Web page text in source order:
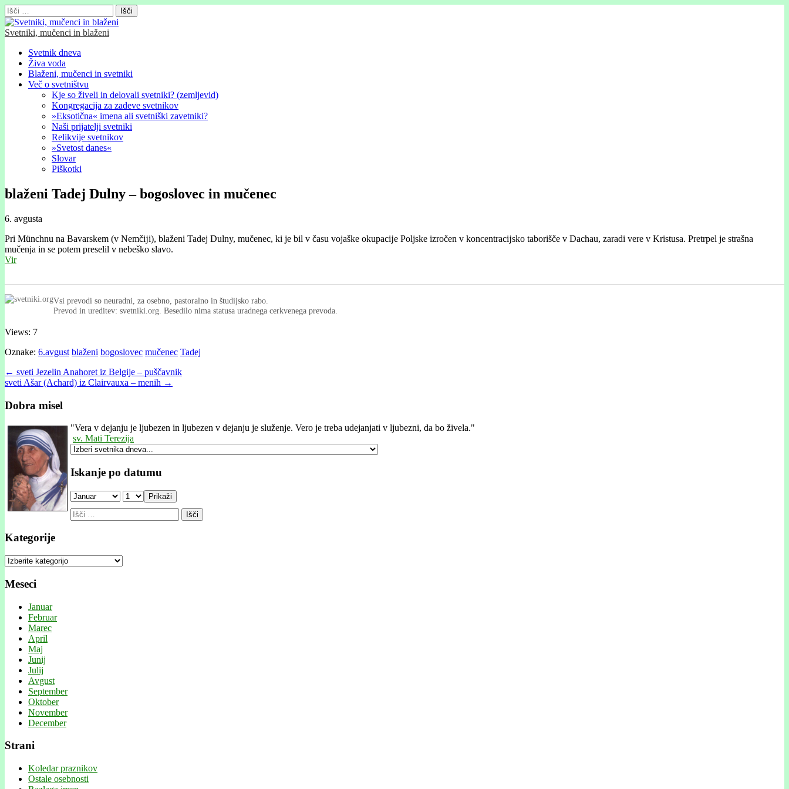
Išči:
Svetniki, mučenci in blaženi
Glavni
meni
Skip
content
Svetnik dneva
Živa voda
Blaženi, mučenci in svetniki
Več o svetništvu
Kje so živeli in delovali svetniki? (zemljevid)
Kongregacija za zadeve svetnikov
»Eksotična« imena ali svetniški zavetniki?
Naši prijatelji svetniki
Relikvije svetnikov
»Svetost danes«
Slovar
Piškotki
blaženi Tadej Dulny – bogoslovec in mučenec
6. avgusta
Pri Münchnu na Bavarskem (v Nemčĳi), blaženi Tadej Dulny, mučenec, ki je bil v času vojaške okupacĳe Poljske izročen v koncentracĳsko taborišče v Dachau, zaradi vere v Kristusa. Pretrpel je strašna
mučenja in se potem preselil v nebeško slavo.
Vir
Vsi prevodi so neuradni, za osebno, pastoralno in študijsko rabo.
Prevod in ureditev: svetniki.org. Besedilo nima statusa uradnega cerkvenega prevoda.
Views: 7
Oznake: 6.avgust blaženi bogoslovec mučenec Tadej
Post
navigation
← sveti Jezelin Anahoret iz Belgije – puščavnik
sveti Ašar (Achard) iz Clairvauxa – menih →
Dobra misel
"Vera v dejanju je ljubezen in ljubezen v dejanju je služenje. Vero je treba udejanjati v ljubezni, da bo živela."
sv. Mati Terezija
Iskanje po datumu
Prikaži
Išči:
Kategorije
Kategorije
Meseci
Januar
Februar
Marec
April
Maj
Junij
Julij
Avgust
September
Oktober
November
December
Strani
Koledar praznikov
Ostale osebnosti